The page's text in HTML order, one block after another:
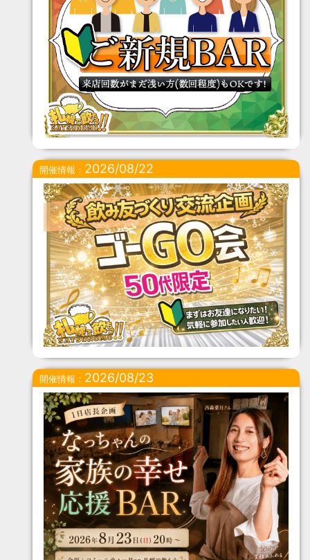
開催情報： 2026/08/22
開催情報： 2026/08/23